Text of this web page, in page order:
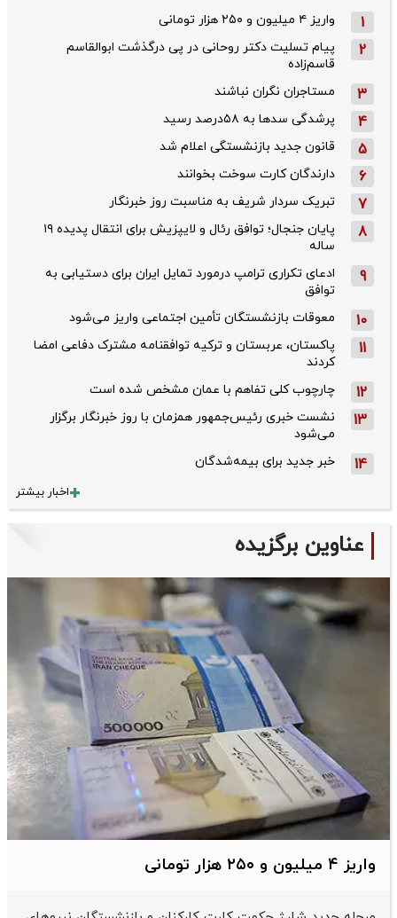
1 واریز ۴ میلیون و ۲۵۰ هزار تومانی
2
پیام تسلیت دکتر روحانی در پی درگذشت ابوالقاسم
قاسم‌زاده
3 مستاجران نگران نباشند
4 پرشدگی سدها به ۵۸درصد رسید
5 قانون جدید بازنشستگی اعلام شد
6 دارندگان کارت سوخت بخوانند
7 تبریک سردار شریف به مناسبت روز خبرنگار
8
پایان جنجال؛ توافق رئال و لایپزیش برای انتقال پدیده ۱۹
ساله
9
ادعای تکراری ترامپ درمورد تمایل ایران برای دستیابی به
توافق
10 معوقات بازنشستگان تأمین اجتماعی واریز می‌شود
11
پاکستان، عربستان و ترکیه توافقنامه مشترک دفاعی امضا
کردند
12 چارچوب کلی تفاهم با عمان مشخص شده است
13
نشست خبری رئیس‌جمهور همزمان با روز خبرنگار برگزار
می‌شود
14 خبر جدید برای بیمه‌شدگان
اخبار بیشتر
عناوین برگزیده
واریز ۴ میلیون و ۲۵۰ هزار تومانی